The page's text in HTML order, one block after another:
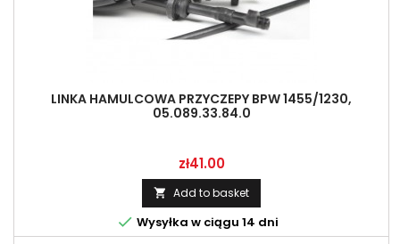
LINKA HAMULCOWA PRZYCZEPY BPW 1455/1230,
05.089.33.84.0
Price
zł41.00
 Add to basket
 Wysyłka w ciągu 14 dni